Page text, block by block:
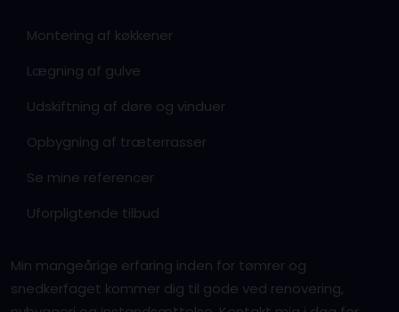
Montering af køkkener
Lægning af gulve
Udskiftning af døre og vinduer
Opbygning af træterrasser
Se mine referencer
Uforpligtende tilbud
Min mangeårige erfaring inden for tømrer og
snedkerfaget kommer dig til gode ved renovering,